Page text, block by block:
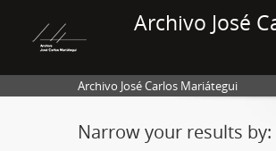
Archivo José
Archivo José Carlos Mariátegui
Narrow your results by: